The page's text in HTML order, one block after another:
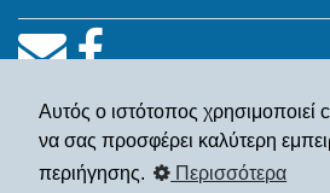
Αυτός ο ιστότοπος χρησιμοποιεί
να σας προσφέρει καλύτερη
περιήγησης.
Περισσότερα